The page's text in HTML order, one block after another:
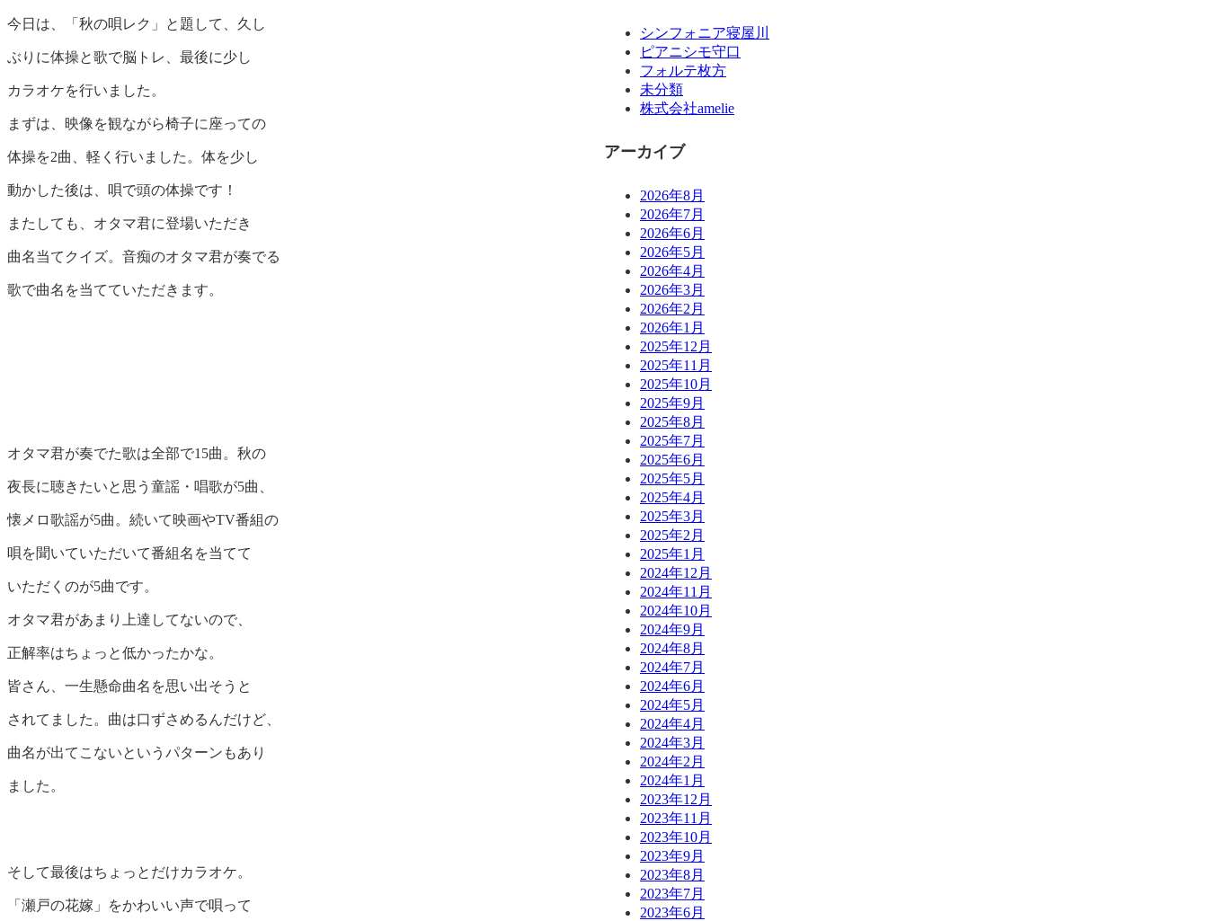
今日は、「秋の唄レク」と題して、久し
ぶりに体操と歌で脳トレ、最後に少し
カラオケを行いました。
まずは、映像を観ながら椅子に座っての
体操を2曲、軽く行いました。体を少し
動かした後は、唄で頭の体操です！
またしても、オタマ君に登場いただき
曲名当てクイズ。音痴のオタマ君が奏でる
歌で曲名を当てていただきます。
オタマ君が奏でた歌は全部で15曲。秋の
夜長に聴きたいと思う童謡・唱歌が5曲、
懐メロ歌謡が5曲。続いて映画やTV番組の
唄を聞いていただいて番組名を当てて
いただくのが5曲です。
オタマ君があまり上達してないので、
正解率はちょっと低かったかな。
皆さん、一生懸命曲名を思い出そうと
されてました。曲は口ずさめるんだけど、
曲名が出てこないというパターンもあり
ました。
そして最後はちょっとだけカラオケ。
「瀬戸の花嫁」をかわいい声で唄って
シンフォニア寝屋川
ピアニシモ守口
フォルテ枚方
未分類
株式会社amelie
アーカイブ
2026年8月
2026年7月
2026年6月
2026年5月
2026年4月
2026年3月
2026年2月
2026年1月
2025年12月
2025年11月
2025年10月
2025年9月
2025年8月
2025年7月
2025年6月
2025年5月
2025年4月
2025年3月
2025年2月
2025年1月
2024年12月
2024年11月
2024年10月
2024年9月
2024年8月
2024年7月
2024年6月
2024年5月
2024年4月
2024年3月
2024年2月
2024年1月
2023年12月
2023年11月
2023年10月
2023年9月
2023年8月
2023年7月
2023年6月